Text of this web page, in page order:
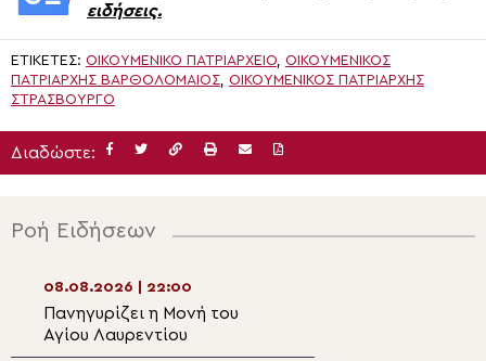
ειδήσεις.
ΕΤΙΚΈΤΕΣ: ΟΙΚΟΥΜΕΝΙΚΟ ΠΑΤΡΙΑΡΧΕΙΟ ΟΙΚΟΥΜΕΝΙΚΌΣ
ΠΑΤΡΙΆΡΧΗΣ ΒΑΡΘΟΛΟΜΑΊΟΣ ΟΙΚΟΥΜΕΝΙΚΌΣ ΠΑΤΡΙΆΡΧΗΣ
ΣΤΡΑΣΒΟΎΡΓΟ
Διαδώστε:
Ροή Ειδήσεων
08.08.2026 | 22:00
Πανηγυρίζει η Μονή του
Αγίου Λαυρεντίου